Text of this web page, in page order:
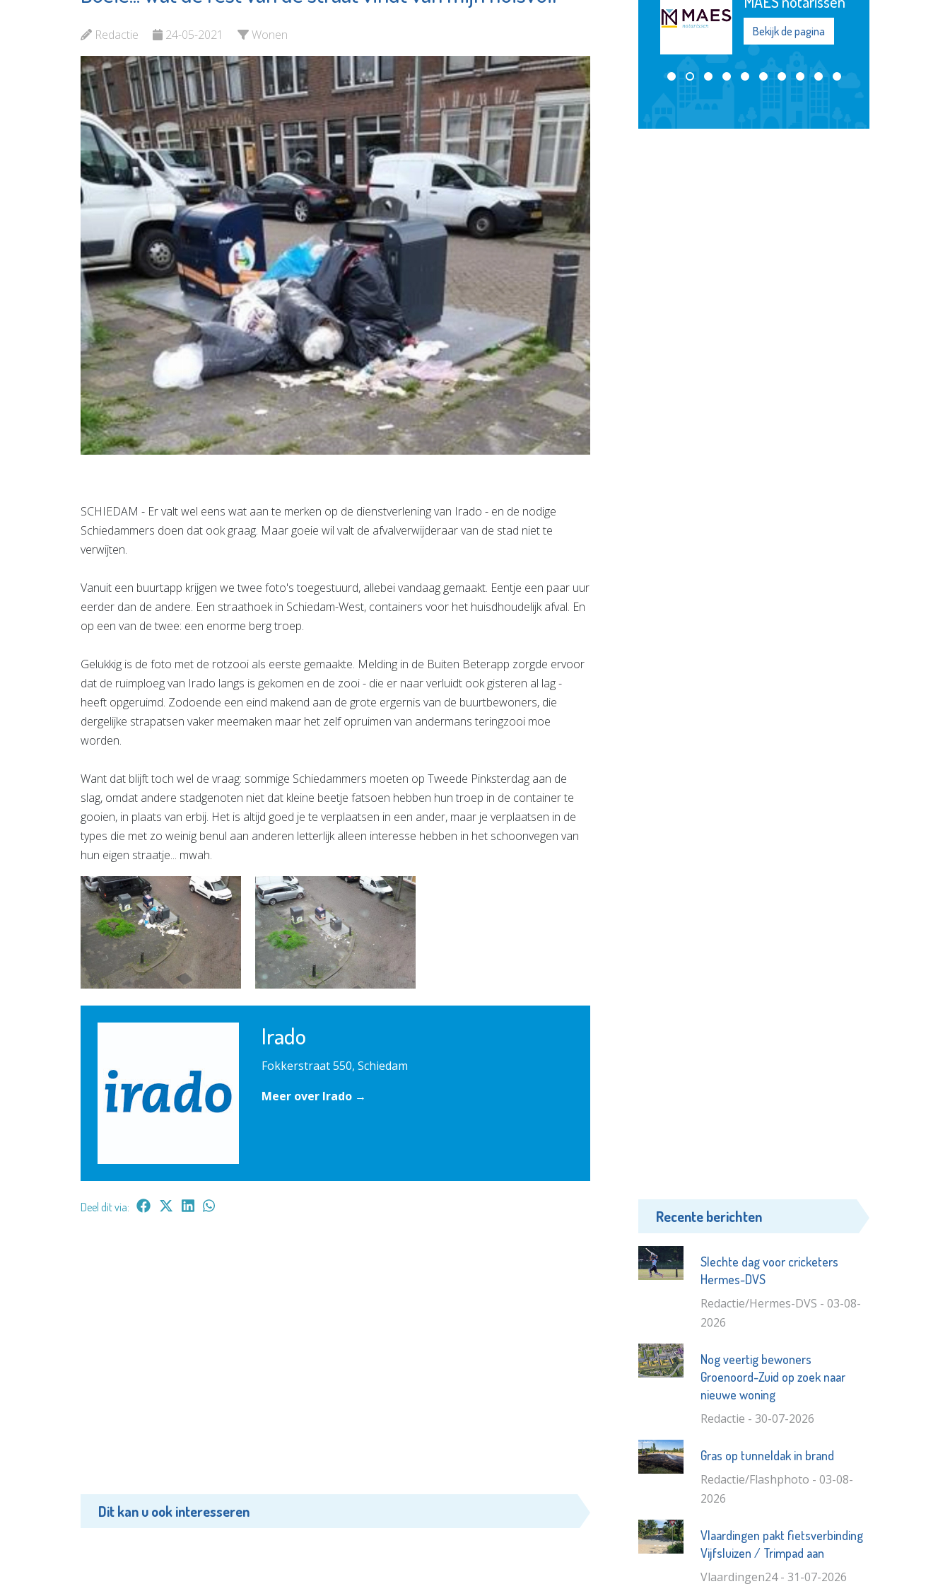
Redactie 24-05-2021 Wonen
SCHIEDAM - Er valt wel eens wat aan te merken op de dienstverlening van Irado - en de nodige
Schiedammers doen dat ook graag. Maar goeie wil valt de afvalverwijderaar van de stad niet te
verwijten.
Vanuit een buurtapp krijgen we twee foto's toegestuurd, allebei vandaag gemaakt. Eentje een paar uur
eerder dan de andere. Een straathoek in Schiedam-West, containers voor het huisdhoudelijk afval. En
op een van de twee: een enorme berg troep.
Gelukkig is de foto met de rotzooi als eerste gemaakte. Melding in de Buiten Beterapp zorgde ervoor
dat de ruimploeg van Irado langs is gekomen en de zooi - die er naar verluidt ook gisteren al lag -
heeft opgeruimd. Zodoende een eind makend aan de grote ergernis van de buurtbewoners, die
dergelijke strapatsen vaker meemaken maar het zelf opruimen van andermans teringzooi moe
worden.
Want dat blijft toch wel de vraag: sommige Schiedammers moeten op Tweede Pinksterdag aan de
slag, omdat andere stadgenoten niet dat kleine beetje fatsoen hebben hun troep in de container te
gooien, in plaats van erbij. Het is altijd goed je te verplaatsen in een ander, maar je verplaatsen in de
types die met zo weinig benul aan anderen letterlijk alleen interesse hebben in het schoonvegen van
hun eigen straatje... mwah.
Irado
Fokkerstraat 550, Schiedam
Meer over Irado →
Deel dit via:
Dit kan u ook interesseren
Bekijk de pagina
Schiedam
Bekijk de pagina
MVS
Bekijk de pagina
Recente berichten
Slechte dag voor cricketers
Hermes-DVS
Redactie/Hermes-DVS - 03-08-
2026
Nog veertig bewoners
Groenoord-Zuid op zoek naar
nieuwe woning
Redactie - 30-07-2026
Gras op tunneldak in brand
Redactie/Flashphoto - 03-08-
2026
Vlaardingen pakt fietsverbinding
Vijfsluizen / Trimpad aan
Vlaardingen24 - 31-07-2026